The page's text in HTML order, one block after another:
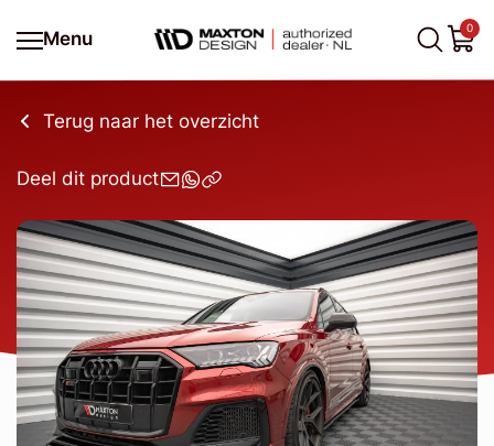
Menu
0
Terug naar het overzicht
Deel dit product